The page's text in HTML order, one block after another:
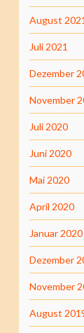
August 2021
Juli 2021
Dezember
November
Juli 2020
Juni 2020
Mai 2020
April 2020
Januar 2020
Dezember
November
August